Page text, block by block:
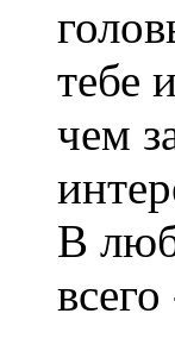
тебе
чем
В